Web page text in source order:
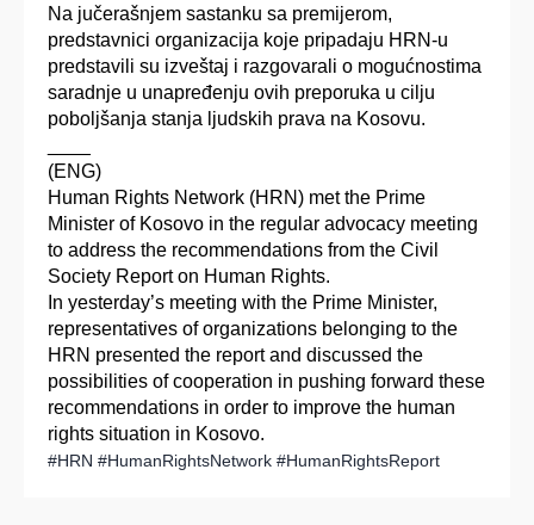
Na jučerašnjem sastanku sa premijerom,
predstavnici organizacija koje pripadaju HRN-u
predstavili su izveštaj i razgovarali o mogućnostima
saradnje u unapređenju ovih preporuka u cilju
poboljšanja stanja ljudskih prava na Kosovu.
(ENG)
Human Rights Network (HRN) met the Prime
Minister of Kosovo in the regular advocacy meeting
to address the recommendations from the Civil
Society Report on Human Rights.
In yesterday’s meeting with the Prime Minister,
representatives of organizations belonging to the
HRN presented the report and discussed the
possibilities of cooperation in pushing forward these
recommendations in order to improve the human
rights situation in Kosovo.
#HRN #HumanRightsNetwork #HumanRightsReport